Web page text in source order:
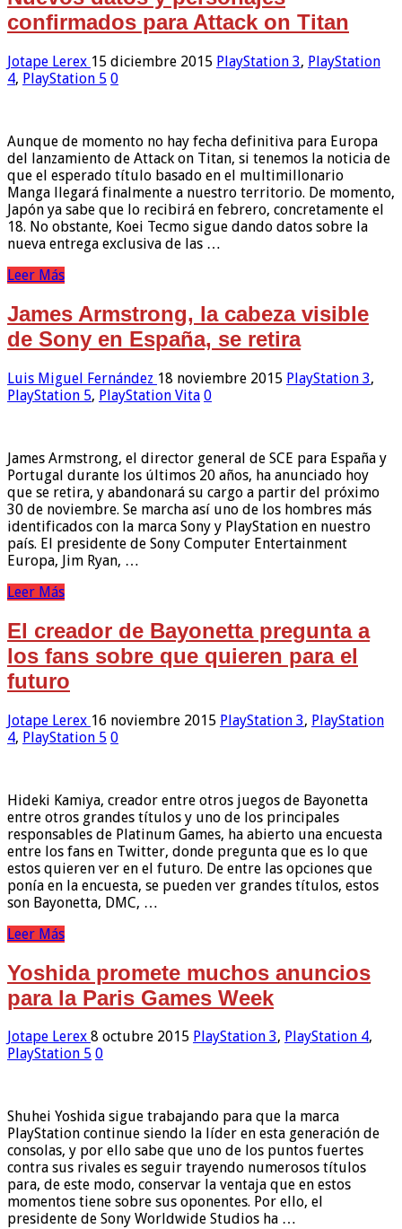
confirmados para Attack on Titan
Jotape Lerex 15 diciembre 2015 PlayStation 3, PlayStation
4, PlayStation 5 0
Aunque de momento no hay fecha definitiva para Europa
del lanzamiento de Attack on Titan, si tenemos la noticia de
que el esperado título basado en el multimillonario
Manga llegará finalmente a nuestro territorio. De momento,
Japón ya sabe que lo recibirá en febrero, concretamente el
18. No obstante, Koei Tecmo sigue dando datos sobre la
nueva entrega exclusiva de las …
Leer Más
James Armstrong, la cabeza visible
de Sony en España, se retira
Luis Miguel Fernández 18 noviembre 2015 PlayStation 3,
PlayStation 5, PlayStation Vita 0
James Armstrong, el director general de SCE para España y
Portugal durante los últimos 20 años, ha anunciado hoy
que se retira, y abandonará su cargo a partir del próximo
30 de noviembre. Se marcha así uno de los hombres más
identificados con la marca Sony y PlayStation en nuestro
país. El presidente de Sony Computer Entertainment
Europa, Jim Ryan, …
Leer Más
El creador de Bayonetta pregunta a
los fans sobre que quieren para el
futuro
Jotape Lerex 16 noviembre 2015 PlayStation 3, PlayStation
4, PlayStation 5 0
Hideki Kamiya, creador entre otros juegos de Bayonetta
entre otros grandes títulos y uno de los principales
responsables de Platinum Games, ha abierto una encuesta
entre los fans en Twitter, donde pregunta que es lo que
estos quieren ver en el futuro. De entre las opciones que
ponía en la encuesta, se pueden ver grandes títulos, estos
son Bayonetta, DMC, …
Leer Más
Yoshida promete muchos anuncios
para la Paris Games Week
Jotape Lerex 8 octubre 2015 PlayStation 3, PlayStation 4,
PlayStation 5 0
Shuhei Yoshida sigue trabajando para que la marca
PlayStation continue siendo la líder en esta generación de
consolas, y por ello sabe que uno de los puntos fuertes
contra sus rivales es seguir trayendo numerosos títulos
para, de este modo, conservar la ventaja que en estos
momentos tiene sobre sus oponentes. Por ello, el
presidente de Sony Worldwide Studios ha …